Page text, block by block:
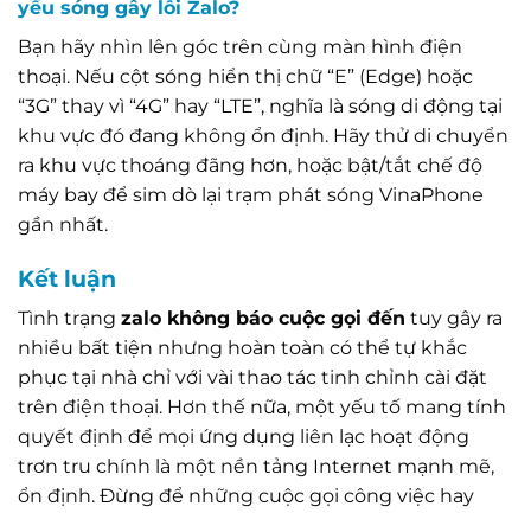
yếu sóng gây lỗi Zalo?
Bạn hãy nhìn lên góc trên cùng màn hình điện
thoại. Nếu cột sóng hiển thị chữ “E” (Edge) hoặc
“3G” thay vì “4G” hay “LTE”, nghĩa là sóng di động tại
khu vực đó đang không ổn định. Hãy thử di chuyển
ra khu vực thoáng đãng hơn, hoặc bật/tắt chế độ
máy bay để sim dò lại trạm phát sóng VinaPhone
gần nhất.
Kết luận
Tình trạng zalo không báo cuộc gọi đến tuy gây ra
nhiều bất tiện nhưng hoàn toàn có thể tự khắc
phục tại nhà chỉ với vài thao tác tinh chỉnh cài đặt
trên điện thoại. Hơn thế nữa, một yếu tố mang tính
quyết định để mọi ứng dụng liên lạc hoạt động
trơn tru chính là một nền tảng Internet mạnh mẽ,
ổn định. Đừng để những cuộc gọi công việc hay